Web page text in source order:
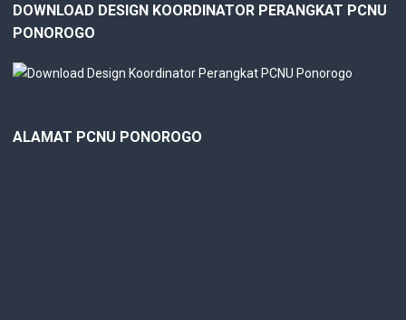
DOWNLOAD DESIGN KOORDINATOR PERANGKAT PCNU
PONOROGO
ALAMAT PCNU PONOROGO